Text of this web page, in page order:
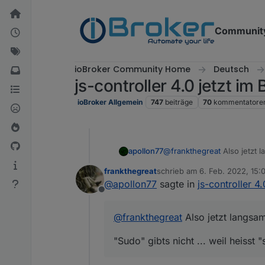
Weiter zum Inhalt
ioBroker Community Home Deutsch
js-controller 4.0 jetzt im
ioBroker Allgemein 747 beiträge 70
apollon77@frankthegreat Also jetzt
1.) "apt" ist ein Linux
2.) Steht genau da was
Offline
frankthegreatschrieb am 6. Feb. 2022,
zuletzt editiert von
@apollon77 sagte in js-controller
@frankthegreat Also jetzt
"Sudo" gibts nicht ... weil heisst